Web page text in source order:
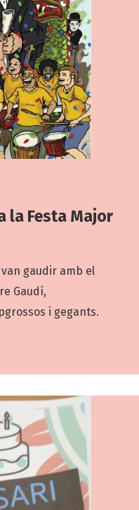
la Festa Major
gaudir amb el
Gaudí,
i gegants.